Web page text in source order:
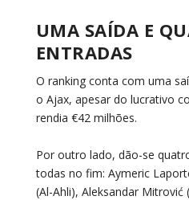
UMA SAÍDA E
ENTRADAS
O ranking conta com uma
o Ajax, apesar do lucrativo
rendia €42 milhões.
Por outro lado, dão-se
todas no fim: Aymeric
(Al-Ahli), Aleksandar